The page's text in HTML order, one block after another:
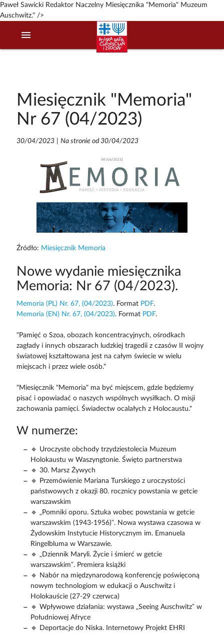
Paweł Sawicki Redaktor Naczelny Miesięcznika "Memoria" Muzeum
Auschwitz." />
menu
Miesięcznik "Memoria"
Nr 67 (04/2023)
30/04/2023| Na stronie od 30/04/2023
Źródło: Miesięcznik Memoria
Nowe wydanie miesięcznika
Memoria: Nr 67 (04/2023).
Memoria (PL) Nr. 67, (04/2023). Format PDF.
Memoria (EN) Nr. 67, (04/2023). Format PDF.
"Pamięć o Szoa, obozach koncentracyjnych, ośrodkach
zagłady i innych obszarach ludzkiej tragedii z czasów II wojny
światowej kształtowana jest na całym świecie w wielu
miejscach i przez wiele osób."
"Miesięcznik "Memoria" ma być miejscem, gdzie będziemy
pisać i opowiadać o naszych wspólnych wysiłkach. O misji
zachowania pamięci. Świadectw ocalałych z Holocaustu."
W numerze:
🔹 Uroczyste obchody trzydziestolecia Muzeum
Holokaustu w Waszyngtonie. Święto partnerstwa
🔹 30. Marsz Żywych
🔹 Przemówienie Mariana Turskiego z uroczystości
państwowych z okazji 80. rocznicy powstania w getcie
warszawskim
🔹 „Pomniki oporu. Sztuka wobec powstania w getcie
warszawskim (1943-1956)”. Nowa wystawa czasowa w
Żydowskim Instytucie Historycznym im. Emanuela
Ringelbluma w Warszawie.
🔹 „Dziennik Maryli. Życie i śmierć w getcie
warszawskim”. Premiera książki
🔹 Nabór na międzynarodową konferencję poświęconą
nowym technologiom w edukacji o Auschwitz i
Holokauście (27-29 czerwca)
🔹 Wpływowe działania: wystawa „Seeing Auschwitz” w
Południowej Afryce
🔹 Deportacje do Niska. Internetowy Projekt EHRI